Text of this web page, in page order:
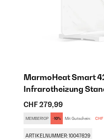
MarmoHeat Smart
Infrarotheizung
CHF 279,99
MEMBER10P -10% Mit Gutschein:
ARTIKELNUMMER: 10047629